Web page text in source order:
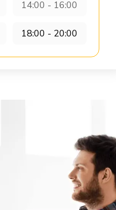
14:00 - 16:00
18:00 - 20:00